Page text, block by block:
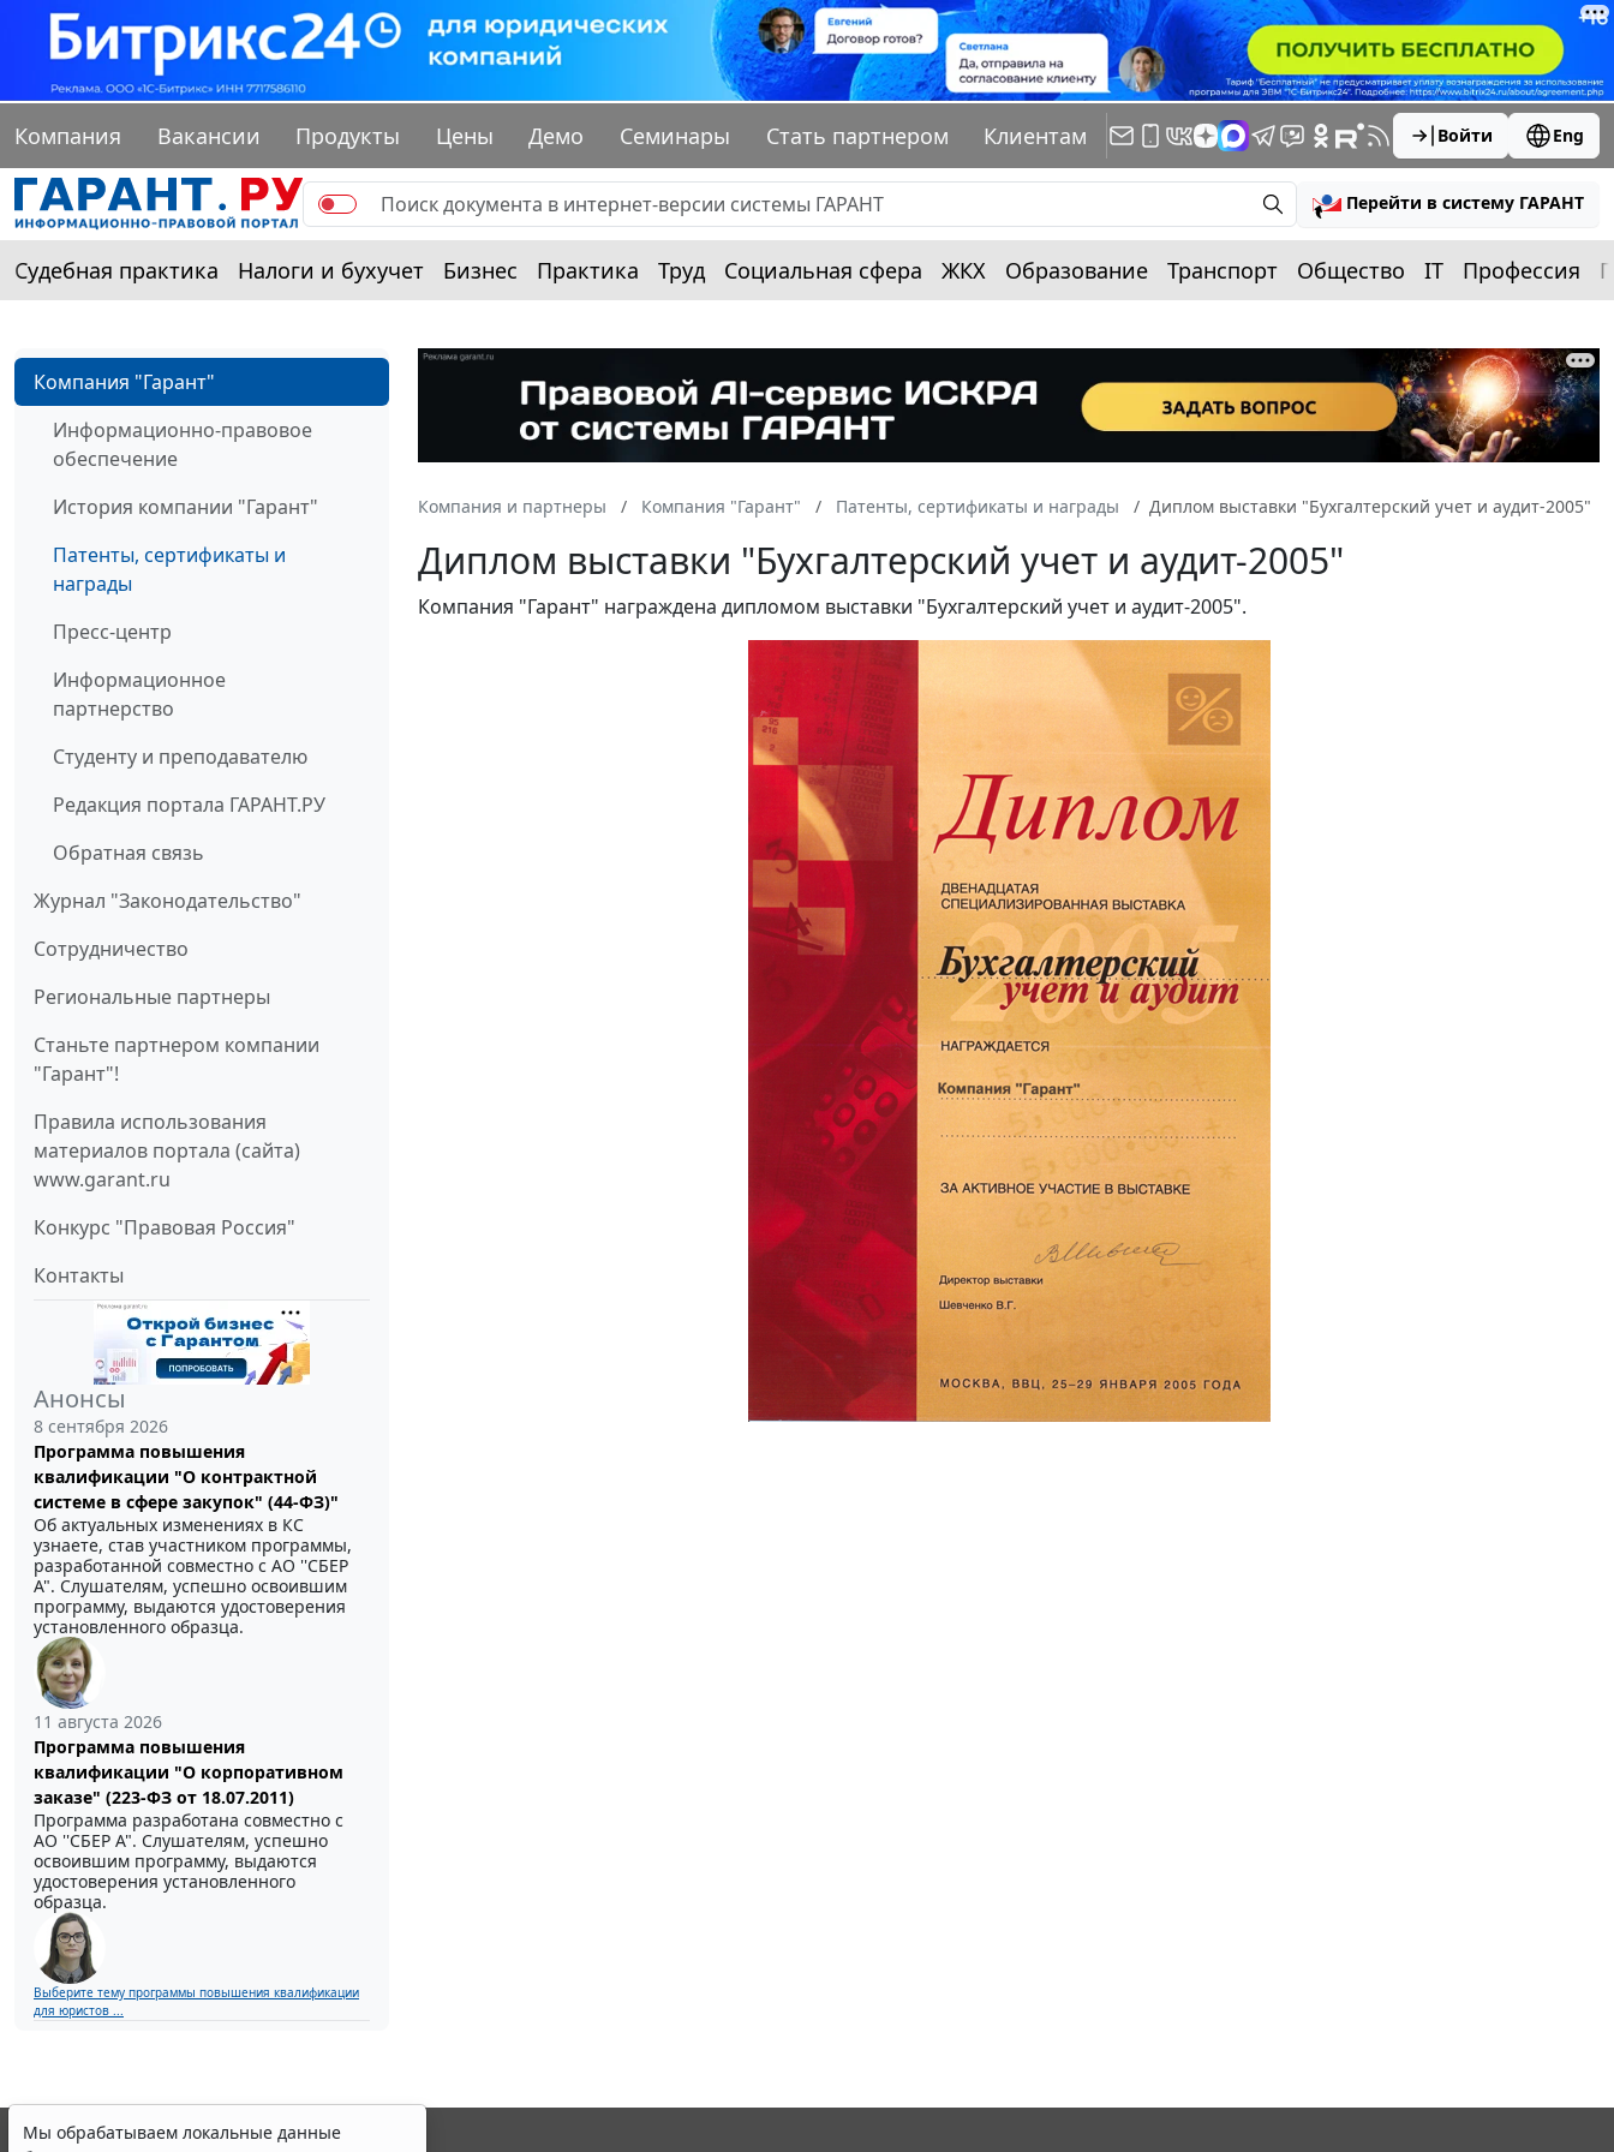
Компания Вакансии Продукты Цены Демо Семинары Стать партнером Клиентам Войти Eng
Перейти в систему ГАРАНТ
Судебная практика Налоги и бухучет Бизнес Практика Труд Социальная сфера ЖКХ Образование Транспорт Общество IT Профессия
Компания "Гарант"
Информационно-правовое
обеспечение
История компании "Гарант"
Патенты, сертификаты и
награды
Пресс-центр
Информационное
партнерство
Студенту и преподавателю
Редакция портала ГАРАНТ.РУ
Обратная связь
Журнал "Законодательство"
Cотрудничество
Региональные партнеры
Станьте партнером компании
"Гарант"!
Правила использования
материалов портала (сайта)
www.garant.ru
Конкурс "Правовая Россия"
Контакты
Анонсы
8 сентября 2026
Программа повышения
квалификации "О контрактной
системе в сфере закупок" (44-ФЗ)"
Об актуальных изменениях в КС
узнаете, став участником программы,
разработанной совместно с АО ''СБЕР
А". Слушателям, успешно освоившим
программу, выдаются удостоверения
установленного образца.
11 августа 2026
Программа повышения
квалификации "О корпоративном
заказе" (223-ФЗ от 18.07.2011)
Программа разработана совместно с
АО ''СБЕР А". Слушателям, успешно
освоившим программу, выдаются
удостоверения установленного
образца.
Выберите тему программы повышения квалификации
для юристов ...
Компания и партнеры Компания "Гарант" Патенты, сертификаты и награды Диплом выставки "Бухгалтерский учет и аудит-2005"
Диплом выставки "Бухгалтерский учет и аудит-2005"
Компания "Гарант" награждена дипломом выставки "Бухгалтерский учет и аудит-2005".
Мы обрабатываем локальные данные